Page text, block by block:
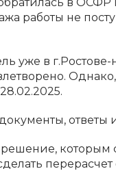
работы не
уже в
ответы
решение,